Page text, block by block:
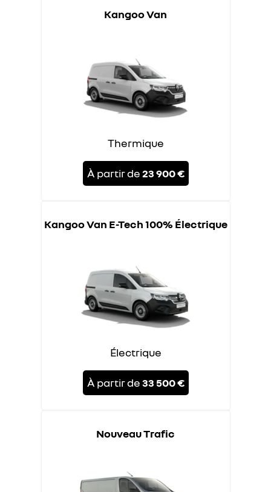
Kangoo Van
Thermique
À partir de23 900 €
Kangoo Van E-Tech 100% Électrique
Électrique
À partir de33 500 €
Nouveau Trafic